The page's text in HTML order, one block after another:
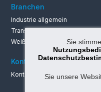
Branchen
Industrie allgemein
Transportwesen
Weißgeräte und Elektronik
Kontakt
Kontaktinformationen
Sie
Sie unsere